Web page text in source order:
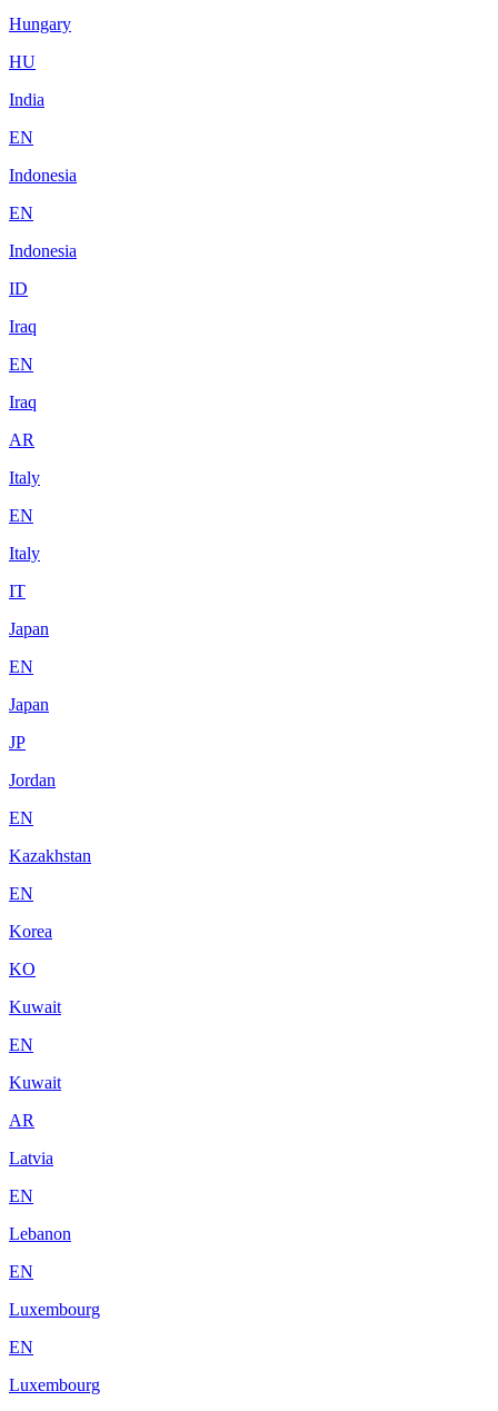
Hungary
HU
India
EN
Indonesia
EN
Indonesia
ID
Iraq
EN
Iraq
AR
Italy
EN
Italy
IT
Japan
EN
Japan
JP
Jordan
EN
Kazakhstan
EN
Korea
KO
Kuwait
EN
Kuwait
AR
Latvia
EN
Lebanon
EN
Luxembourg
EN
Luxembourg